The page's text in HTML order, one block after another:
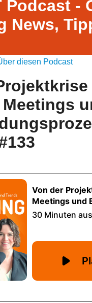
Podcast -
News,
diesen Podcast